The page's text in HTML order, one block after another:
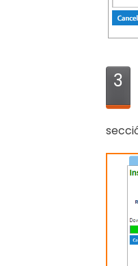
3